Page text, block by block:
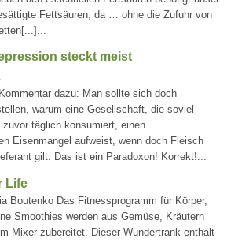
Fettsäuren, da … ohne die Zufuhr von
steckt meist
dazu: Man sollte sich doch
warum eine Gesellschaft, die soviel
zuvor täglich konsumiert, einen
Eisenmangel aufweist, wenn doch Fleisch
gilt. Das ist ein Paradoxon! Korrekt!...
Life
Boutenko Das Fitnessprogramm für Körper,
Smoothies werden aus Gemüse, Kräutern
Mixer zubereitet. Dieser Wundertrank enthält